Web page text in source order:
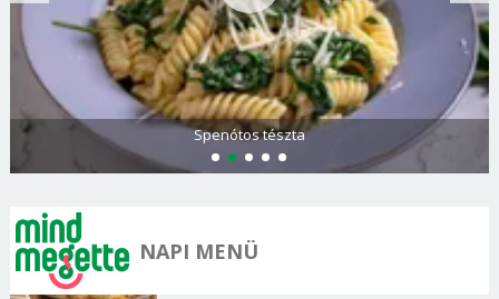
Spenótos tészta
NAPI MENÜ